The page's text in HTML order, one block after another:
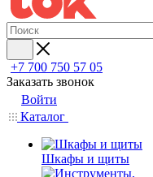
+7 700 750 57 05
Заказать звонок
Войти
Каталог
Шкафы и щиты